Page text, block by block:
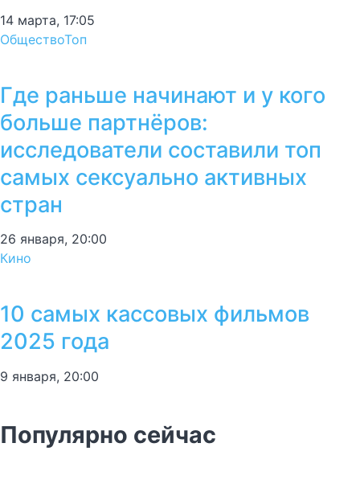
14 марта, 17:05
ОбществоТоп
Где раньше начинают и у кого
больше партнёров:
исследователи составили топ
самых сексуально активных
стран
26 января, 20:00
Кино
10 самых кассовых фильмов
2025 года
9 января, 20:00
Популярно сейчас